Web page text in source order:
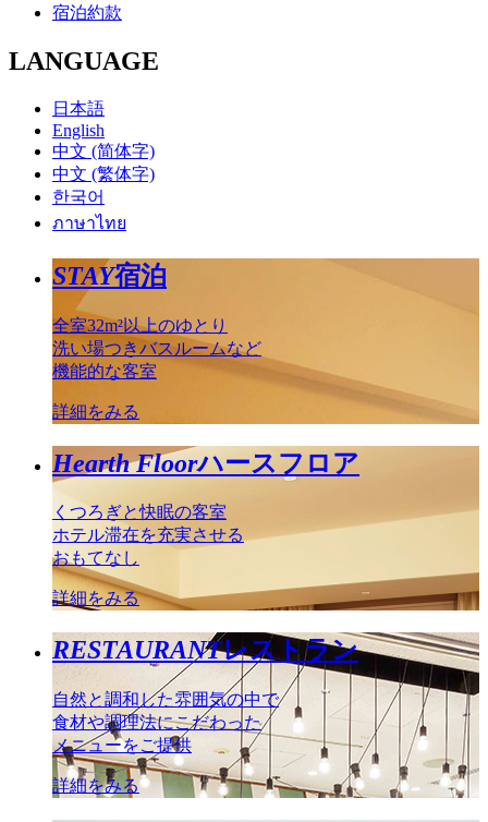
宿泊約款
LANGUAGE
日本語
English
中文 (简体字)
中文 (繁体字)
한국어
ภาษาไทย
STAY宿泊
全室32m²以上のゆとり
洗い場つきバスルームなど
機能的な客室
詳細をみる
Hearth Floorハースフロア
くつろぎと快眠の客室
ホテル滞在を充実させる
おもてなし
詳細をみる
RESTAURANTレストラン
自然と調和した雰囲気の中で
食材や調理法にこだわった
メニューをご提供
詳細をみる